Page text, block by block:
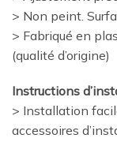
> Non peint.
> Fabriqué en
(qualité d’origine)
Instructions
> Installation
accessoires